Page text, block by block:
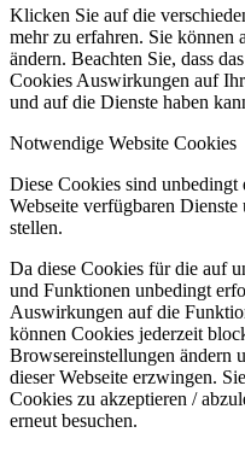
Klicken Sie auf die
mehr zu erfahren. Sie können
ändern. Beachten Sie, dass
Cookies Auswirkungen auf
und auf die Dienste haben
Notwendige Website Cookies
Diese Cookies sind
Webseite verfügbaren
stellen.
Da diese Cookies für die auf
und Funktionen unbedingt
Auswirkungen auf die
können Cookies jederzeit
Browsereinstellungen ändern
dieser Webseite erzwingen.
Cookies zu akzeptieren /
erneut besuchen.